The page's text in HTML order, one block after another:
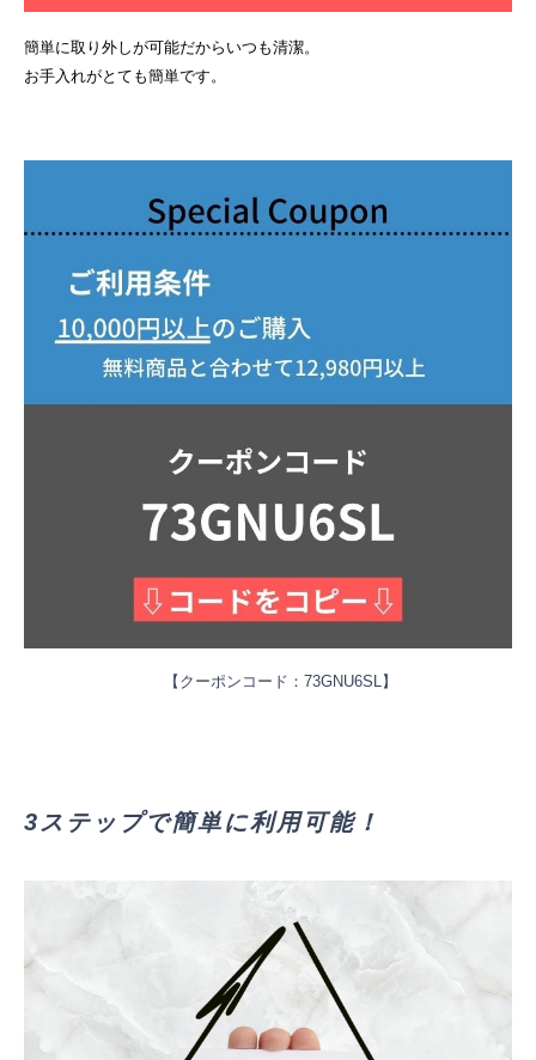
簡単に取り外しが可能だからいつも清潔。
お手入れがとても簡単です。
【クーポンコード： 73GNU6SL】
3ステップで簡単に利用可能！